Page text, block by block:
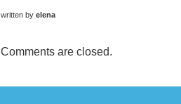
written by elena
Comments are closed.